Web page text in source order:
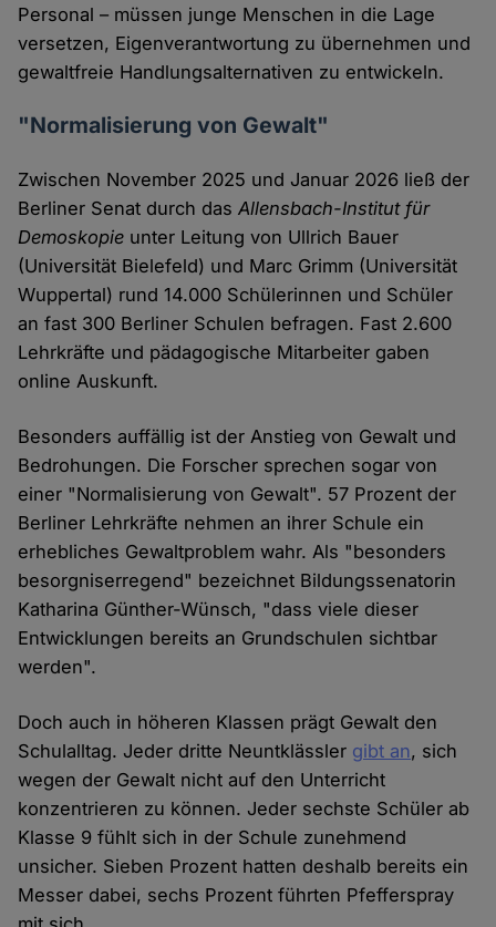
Personal – müssen junge Menschen in die Lage
versetzen, Eigenverantwortung zu übernehmen und
gewaltfreie Handlungsalternativen zu entwickeln.
"Normalisierung von Gewalt"
Zwischen November 2025 und Januar 2026 ließ der
Berliner Senat durch dasAllensbach-Institut für
Demoskopie unter Leitung von Ullrich Bauer
(Universität Bielefeld) und Marc Grimm (Universität
Wuppertal) rund 14.000 Schülerinnen und Schüler
an fast 300 Berliner Schulen befragen. Fast 2.600
Lehrkräfte und pädagogische Mitarbeiter gaben
online Auskunft.
Besonders auffällig ist der Anstieg von Gewalt und
Bedrohungen. Die Forscher sprechen sogar von
einer "Normalisierung von Gewalt". 57 Prozent der
Berliner Lehrkräfte nehmen an ihrer Schule ein
erhebliches Gewaltproblem wahr. Als "besonders
besorgniserregend" bezeichnet Bildungssenatorin
Katharina Günther-Wünsch, "dass viele dieser
Entwicklungen bereits an Grundschulen sichtbar
werden".
Doch auch in höheren Klassen prägt Gewalt den
Schulalltag. Jeder dritte Neuntklässler gibt an, sich
wegen der Gewalt nicht auf den Unterricht
konzentrieren zu können. Jeder sechste Schüler ab
Klasse 9 fühlt sich in der Schule zunehmend
unsicher. Sieben Prozent hatten deshalb bereits ein
Messer dabei, sechs Prozent führten Pfefferspray